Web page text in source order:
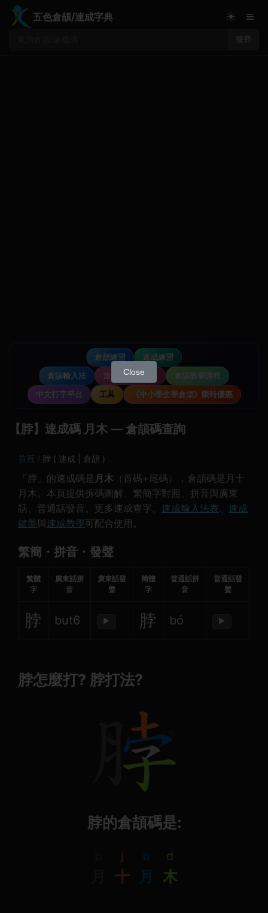
五色倉頡/速成字典
搜尋
☀ ≡
倉頡練習
速成練習
倉頡輸入法
速成輸入法教學
倉頡教學課程
中文打字平台
工具 《中小學生學倉頡》限時優惠
【脖】速成碼 月木 — 倉頡碼查詢
首頁 脖 ( 速成 | 倉頡 )
「脖」的速成碼是 月木 （首碼+尾碼），倉頡碼是月十
月木。本頁提供拆碼圖解、繁簡字對照、拼音與廣東
話、普通話發音。更多速成查字、 速成輸入法表、 速成
鍵盤與速成教學可配合使用。
繁簡・拼音・發聲
繁體
字
廣東話拼
音
廣東話發
聲
簡體
字
普通話拼
音
普通話發
聲
脖 but6 ▶ 脖 bó ▶
脖怎麼打? 脖打法?
脖的倉頡碼是:
j
十
b
月
d
木
Close